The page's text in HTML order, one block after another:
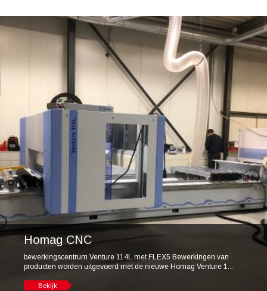
Homag CNC
bewerkingscentrum Venture 114L met FLEX5 Bewerkingen van
producten worden uitgevoerd met de nieuwe Homag Venture 1...
Bekijk